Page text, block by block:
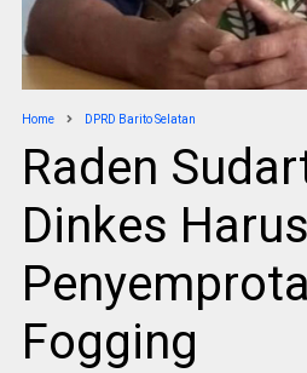
Home DPRD Barito Selatan
Raden
Dinkes
Fogging